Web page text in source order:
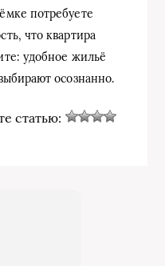
потребуете
что квартира
удобное жильё
осознанно.
статью: